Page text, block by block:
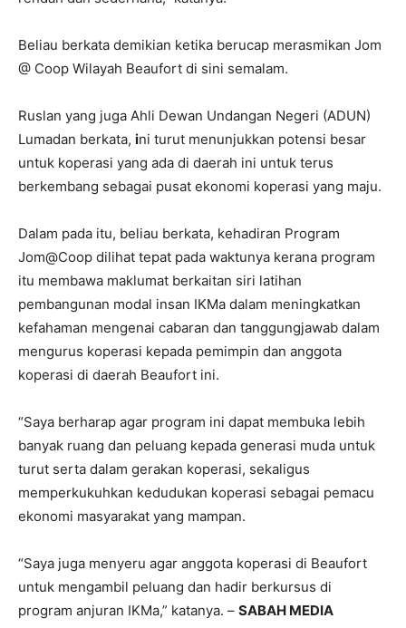
Beliau berkata demikian ketika berucap merasmikan Jom
@ Coop Wilayah Beaufort di sini semalam.
Ruslan yang juga Ahli Dewan Undangan Negeri (ADUN)
Lumadan berkata, ini turut menunjukkan potensi besar
untuk koperasi yang ada di daerah ini untuk terus
berkembang sebagai pusat ekonomi koperasi yang maju.
Dalam pada itu, beliau berkata, kehadiran Program
Jom@Coop dilihat tepat pada waktunya kerana program
itu membawa maklumat berkaitan siri latihan
pembangunan modal insan IKMa dalam meningkatkan
kefahaman mengenai cabaran dan tanggungjawab dalam
mengurus koperasi kepada pemimpin dan anggota
koperasi di daerah Beaufort ini.
“Saya berharap agar program ini dapat membuka lebih
banyak ruang dan peluang kepada generasi muda untuk
turut serta dalam gerakan koperasi, sekaligus
memperkukuhkan kedudukan koperasi sebagai pemacu
ekonomi masyarakat yang mampan.
“Saya juga menyeru agar anggota koperasi di Beaufort
untuk mengambil peluang dan hadir berkursus di
program anjuran IKMa,” katanya. – SABAH MEDIA